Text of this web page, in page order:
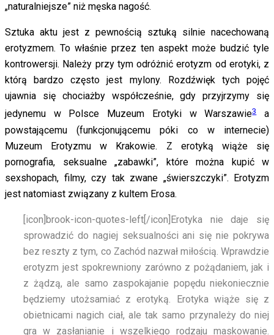
„naturalniejsze” niż męska nagość.
Sztuka aktu jest z pewnością sztuką silnie nacechowaną
erotyzmem. To właśnie przez ten aspekt może budzić tyle
kontrowersji. Należy przy tym odróżnić erotyzm od erotyki, z
którą bardzo często jest mylony. Rozdźwięk tych pojęć
ujawnia się chociażby współcześnie, gdy przyjrzymy się
jedynemu w Polsce Muzeum Erotyki w Warszawie3a
powstającemu (funkcjonującemu póki co w internecie)
Muzeum Erotyzmu w Krakowie. Z erotyką wiąże się
pornografia, seksualne „zabawki”, które można kupić w
sexshopach, filmy, czy tak zwane „świerszczyki”. Erotyzm
jest natomiast związany z kultem Erosa.
[icon]brook-icon-quotes-left[/icon] Erotyka nie daje się
sprowadzić do nagiej seksualności ani się nie pokrywa
bez reszty z tym, co Zachód nazwał miłością. Wprawdzie
erotyzm jest spokrewniony zarówno z pożądaniem, jak i
z żądzą, ale samo zaspokajanie popędu niekoniecznie
będziemy utożsamiać z erotyką. Erotyka wiąże się z
obietnicami nagich ciał, ale tak samo przynależy do niej
gra w zasłanianie i wszelkiego rodzaju maskowanie.